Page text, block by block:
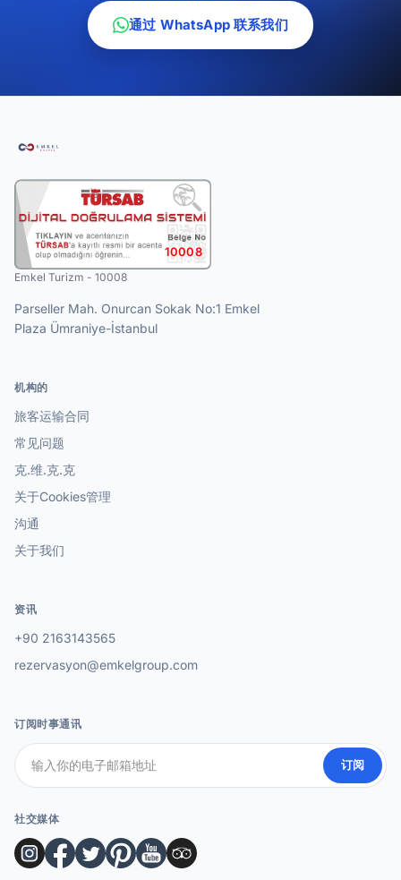
通过 WhatsApp 联系我们
10008
Emkel Turizm - 10008
Parseller Mah. Onurcan Sokak No:1 Emkel
Plaza Ümraniye-İstanbul
机构的
旅客运输合同
常见问题
克.维.克.克
关于Cookies管理
沟通
关于我们
资讯
+90 2163143565
rezervasyon@emkelgroup.com
订阅时事通讯
订阅
社交媒体